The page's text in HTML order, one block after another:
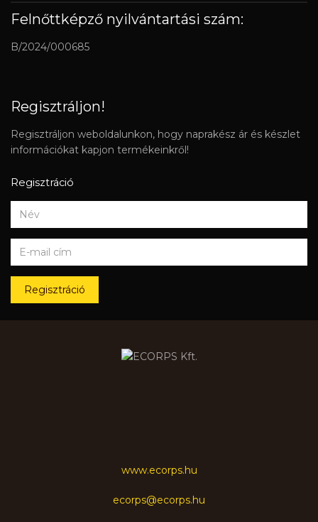
Felnőttképző nyilvántartási szám:
B/2024/000685
Regisztráljon!
Regisztráljon weboldalunkon, hogy naprakész ár és készlet
információkat kapjon termékeinkről!
Regisztráció
Regisztráció
www.ecorps.hu
ecorps@ecorps.hu